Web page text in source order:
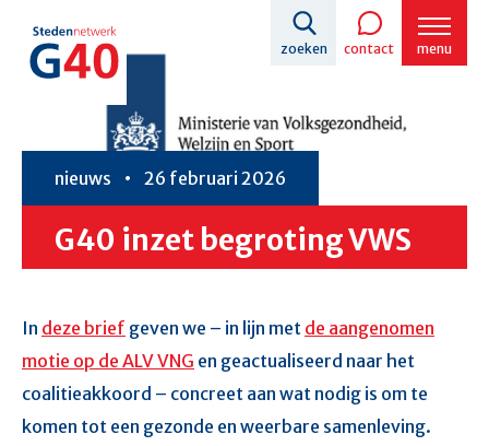
Overslaan
en
inhoud
gaan
zoeken contact menu
G40 inzet begroting VWS
nieuws 26 februari 2026
In deze brief geven we – in lijn met de aangenomen
motie op de ALV VNG en geactualiseerd naar het
coalitieakkoord – concreet aan wat nodig is om te
komen tot een gezonde en weerbare samenleving.